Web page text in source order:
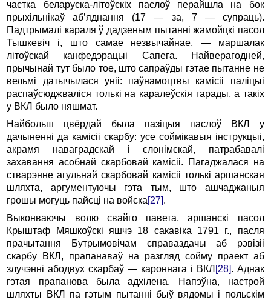
частка беларуска-літоўскіх паслоў перайшла на бок
прыхільнікаў аб’яднання (17 — за, 7 — супраць).
Падтрымалі караля ў дадзеным пытанні жамойцкі пасол
Тышкевіч і, што самае незвычайнае, — маршалак
літоўскай канфедэрацыі Сапега. Найверагодней,
прычынай тут было тое, што сапраўды гэтае пытанне не
вельмі датычылася уніі: паўнамоцтвы камісіі паліцыі
распаўсюджваліся толькі на каралеўскія гарады, а такіх
у ВКЛ было няшмат.
Найбольш цвёрдай была пазіцыя паслоў ВКЛ у
дачыненні да камісіі скарбу: усе соймікавыя інструкцыі,
акрамя наваградскай і слонімскай, патрабавалі
захавання асобнай скарбовай камісіі. Пагаджалася на
стварэнне агульнай скарбовай камісіі толькі аршанская
шляхта, аргументуючы гэта тым, што ашчаджаныя
грошы могуць пайсці на войска[27].
Выконваючы волю свайго павета, аршанскі пасол
Крыштаф Мяшкоўскі яшчэ 18 сакавіка 1791 г., пасля
прачытання Бутрымовічам справаздачы аб рэвізіі
скарбу ВКЛ, прапанаваў на разгляд сойму праект аб
злучэнні абодвух скарбаў — кароннага і ВКЛ [28]. Аднак
гэтая прапанова была адхілена. Напэўна, настрой
шляхты ВКЛ па гэтым пытанні быў вядомы і польскім